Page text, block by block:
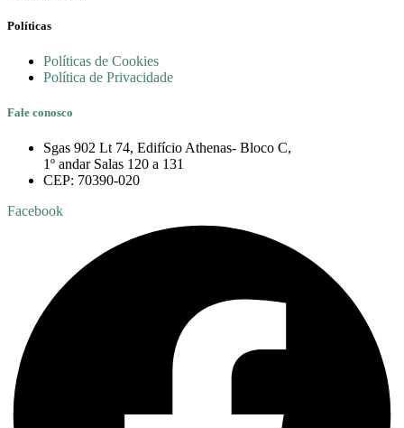
Políticas
Políticas de Cookies
Política de Privacidade
Fale conosco
Sgas 902 Lt 74, Edifício Athenas- Bloco C,
1º andar Salas 120 a 131
CEP: 70390-020
Facebook